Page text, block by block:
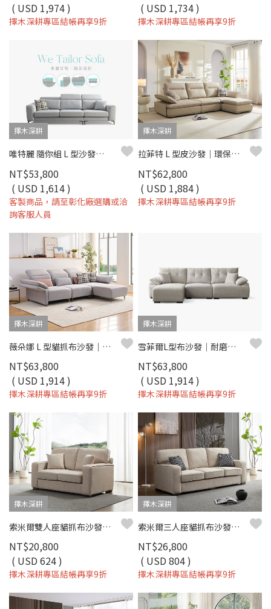
( USD 1,974 )
擇木深耕專區結帳再享9折
( USD 1,734 )
擇木深耕專區結帳再享9折
擇木深耕
唯特麗 隨你組 L 型沙發｜涼感布 × 高密度彈力坐墊 × 十年骨架保固 – 擇木深耕系列
NT$53,800
( USD 1,614 )
客製商品，請至彰化廠選購或洽
詢客服人員
擇木深耕
拉菲特 L 型皮沙發｜環保抗菌皮革 × 高密度彈力坐墊 × 十年骨架保固 – 擇木深耕系列
NT$62,800
( USD 1,884 )
擇木深耕專區結帳再享9折
擇木深耕
薇朵娜 L 型貓抓布沙發｜耐磨防潑水 × 高密度彈力坐墊 × 十年骨架保固 – 擇木深耕系列
NT$63,800
( USD 1,914 )
擇木深耕專區結帳再享9折
擇木深耕
雪菲爾L型布沙發｜耐磨防潑水 × 可拆洗布套 × 兩段式背靠 – 擇木深耕
NT$63,800
( USD 1,914 )
擇木深耕專區結帳再享9折
擇木深耕
索米爾雙人座貓抓布沙發（淺米咖）｜擇木深耕
NT$20,800
( USD 624 )
擇木深耕專區結帳再享9折
擇木深耕
索米爾三人座貓抓布沙發（淺米咖）｜擇木深耕
NT$26,800
( USD 804 )
擇木深耕專區結帳再享9折